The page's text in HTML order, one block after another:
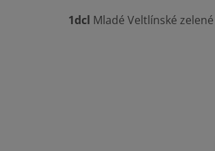
1dcl Mladé Veltlínské zelené